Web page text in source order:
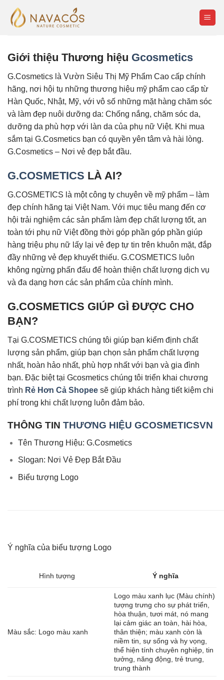
Giới thiệu Thương hiệu Gcosmetics
G.Cosmetics là Vườn Siêu Thị Mỹ Phẩm Cao cấp chính
hãng, nơi hội tụ những thương hiệu mỹ phẩm cao cấp từ
Hàn Quốc, Nhật, Mỹ, với vô số những mặt hàng chăm sóc
và làm đẹp nuôi dưỡng da: Chống nắng, chăm sóc da,
dưỡng da phù hợp với làn da của phụ nữ Việt. Khi mua
sắm tại G.Cosmetics bạn có quyền yên tâm và hài lòng.
G.Cosmetics – Nơi vẻ đẹp bắt đầu.
G.COSMETICS LÀ AI?
G.COSMETICS là một công ty chuyên về mỹ phẩm – làm
đẹp chính hãng tại Việt Nam. Với mục tiêu mang đến cơ
hội trải nghiệm các sản phẩm làm đẹp chất lượng tốt, an
toàn tới phụ nữ Việt đồng thời góp phần góp phần giúp
hàng triệu phụ nữ lấy lại vẻ đẹp tự tin trên khuôn mặt, đắp
đầy những vẻ đẹp khuyết thiếu. G.COSMETICS luôn
không ngừng phấn đấu để hoàn thiện chất lượng dịch vụ
và đa dạng hơn các sản phẩm của chính mình.
G.COSMETICS GIÚP GÌ ĐƯỢC CHO
BẠN?
Tại G.COSMETICS chúng tôi giúp bạn kiểm định chất
lượng sản phẩm, giúp bạn chọn sản phẩm chất lượng
nhất, hoàn hảo nhất, phù hợp nhất với bạn và gia đình
bạn. Đặc biệt tại Gcosmetics chúng tôi triển khai chương
trình Rẻ Hơn Cả Shopee sẽ giúp khách hàng tiết kiệm chi
phí trong khi chất lượng luôn đảm bảo.
THÔNG TIN THƯƠNG HIỆU GCOSMETICSVN
Tên Thương Hiệu: G.Cosmetics
Slogan: Nơi Vẻ Đẹp Bắt Đầu
Biểu tượng Logo
Ý nghĩa của biểu tượng Logo
Hình tượng Ý nghĩa
Màu sắc: Logo màu xanh
Logo màu xanh lục (Màu chính)
tượng trưng cho sự phát triển,
hòa thuận, tươi mát, nó mang
lại cảm giác an toàn, hài hòa,
thân thiện; màu xanh còn là
niềm tin, sự sống và hy vọng,
thể hiện tính chuyên nghiệp, tin
tưởng, năng động, trẻ trung,
trung thành